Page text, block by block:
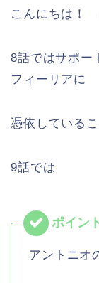
こんにちは！
8話ではサポ
フィーリアに
憑依している
9話では
アントニオ